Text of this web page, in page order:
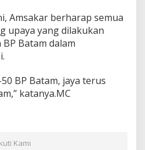
Amsakar berharap semua
upaya yang dilakukan
Batam dalam
BP Batam, jaya terus
katanya.MC
Kami